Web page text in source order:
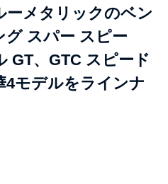
ーメタリックのベン
スパー スピー
GT、GTC スピード
4モデルをラインナ